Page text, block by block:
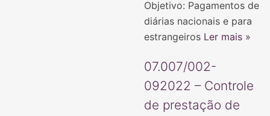
Objetivo: Pagamentos de
diárias nacionais e para
estrangeiros Ler mais »
07.007/002-
092022 – Controle
de prestação de